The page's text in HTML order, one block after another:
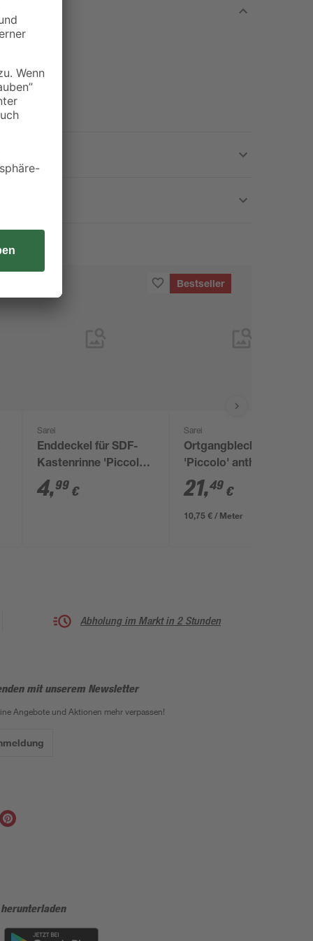
Sarei
Enddeckel für SDF-
Kastenrinne 'Piccolo'
anthrazit RG 70
4,99 €
Bestseller
Sarei
Ortgangblech
'Piccolo' anthrazit 10
x 200 cm
21,49 €
10,75 € / Meter
Abholung im Markt in 2 Stunden
mit unserem Newsletter
Angebote und Aktionen mehr verpassen!